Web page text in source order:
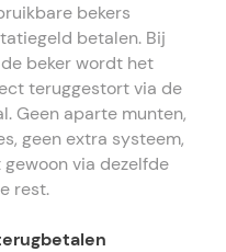
bekers
betalen. Bij
beker wordt het
teruggestort via de
Geen aparte munten,
geen extra systeem,
via dezelfde
rest.